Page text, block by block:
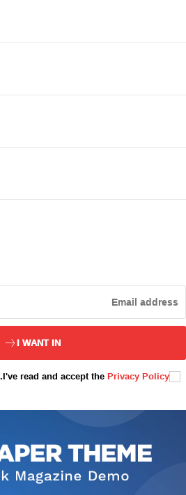
ئەزا بولاي
تور
ئاناسەھىپە
بىز كىم؟
I WANT IN
I've read and accept the Privacy Policy
.